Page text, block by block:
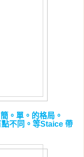
。單。的格局。
不同。等Staice 帶